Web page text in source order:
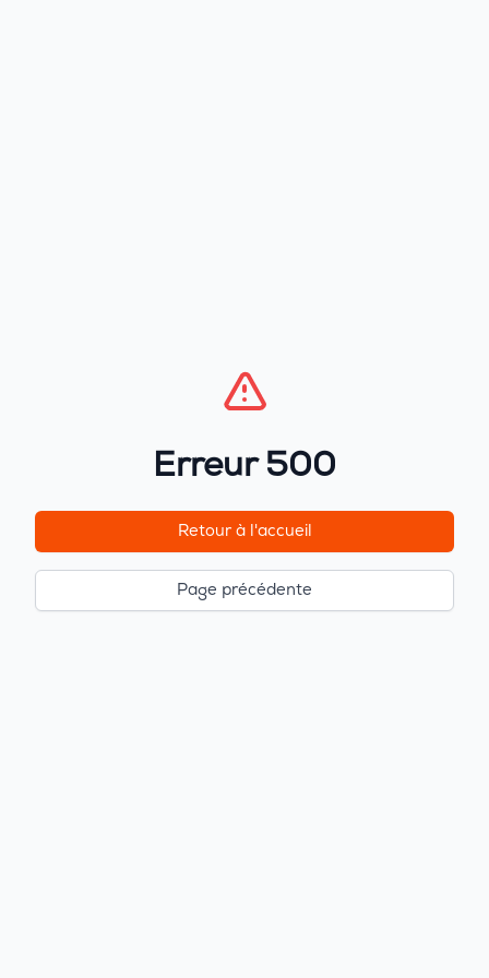
Erreur 500
Retour à l'accueil
Page précédente